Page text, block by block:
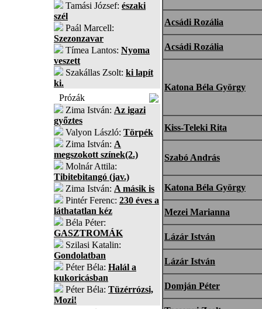
Tamási József: északi
szél
Paál Marcell:
Szezonzavar
Tímea Lantos: Nyoma
veszett
Szakállas Zsolt: ki lapít
ki.
Prózák
Zima István: Az igazi
győztes
Valyon László: Törpék
Zima István: A
megszokott színek(2.)
Molnár Attila:
Tibitebitangó (jav.)
Zima István: A másik is
Pintér Ferenc: 230 éves a
láthatatlan kéz
Béla Péter:
GASZTROMÁK
Szilasi Katalin:
Gondolatban
Péter Béla: Halál a
kukoricásban
Péter Béla: Tüzérrózsi,
Mozi!
Acsádi Rozália
Acsádi Rozália
Katona Béla György
Kiss-Teleki Rita
Szabó András
Katona Béla György
Mezei Marianna
Lázár István
Lázár István
Domján Péter